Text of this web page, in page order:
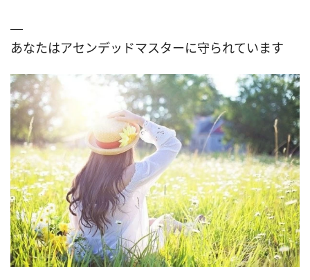
あなたはアセンデッドマスターに守られています